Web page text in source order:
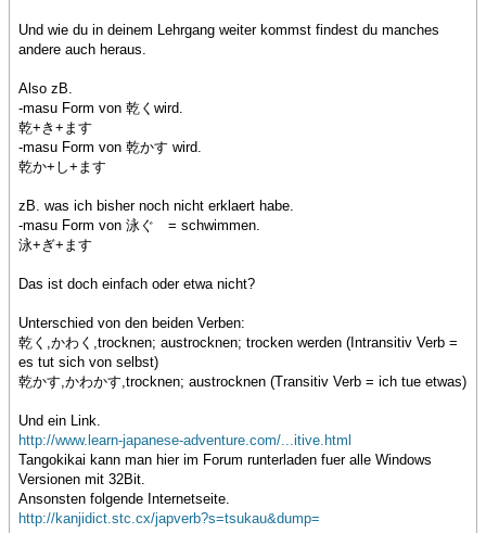
Und wie du in deinem Lehrgang weiter kommst findest du manches
andere auch heraus.
Also zB.
-masu Form von 乾くwird.
乾+き+ます
-masu Form von 乾かす wird.
乾か+し+ます
zB. was ich bisher noch nicht erklaert habe.
-masu Form von 泳ぐ = schwimmen.
泳+ぎ+ます
Das ist doch einfach oder etwa nicht?
Unterschied von den beiden Verben:
乾く,かわく,trocknen; austrocknen; trocken werden (Intransitiv Verb =
es tut sich von selbst)
乾かす,かわかす,trocknen; austrocknen (Transitiv Verb = ich tue etwas)
Und ein Link.
http://www.learn-japanese-adventure.com/...itive.html
Tangokikai kann man hier im Forum runterladen fuer alle Windows
Versionen mit 32Bit.
Ansonsten folgende Internetseite.
http://kanjidict.stc.cx/japverb?s=tsukau&dump=